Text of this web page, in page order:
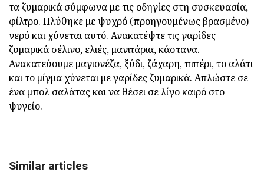
τα ζυμαρικά σύμφωνα με τις οδηγίες στη συσκευασία,
φίλτρο. Πλύθηκε με ψυχρό (προηγουμένως βρασμένο)
νερό και χύνεται αυτό. Ανακατέψτε τις γαρίδες
ζυμαρικά σέλινο, ελιές, μανιτάρια, κάστανα.
Ανακατεύουμε μαγιονέζα, ξύδι, ζάχαρη, πιπέρι, το αλάτι
και το μίγμα χύνεται με γαρίδες ζυμαρικά. Απλώστε σε
ένα μπολ σαλάτας και να θέσει σε λίγο καιρό στο
ψυγείο.
Similar articles